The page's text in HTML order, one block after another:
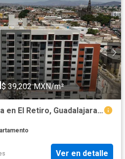
$ 39,202 MXN/m²
Departamento en venta en El Retiro, Guadalajara, Jalisco
Ver en detalle